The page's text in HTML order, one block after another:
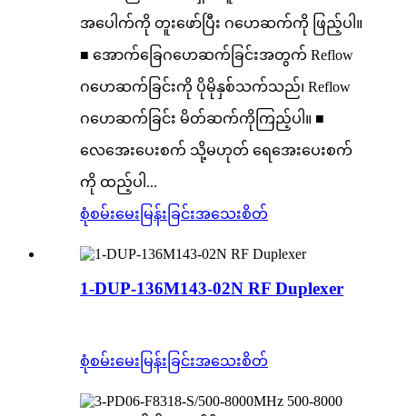
အပေါက်ကို တူးဖော်ပြီး ဂဟေဆက်ကို ဖြည့်ပါ။
■ အောက်ခြေဂဟေဆက်ခြင်းအတွက် Reflow
ဂဟေဆက်ခြင်းကို ပိုမိုနှစ်သက်သည်၊ Reflow
ဂဟေဆက်ခြင်း မိတ်ဆက်ကိုကြည့်ပါ။ ■
လေအေးပေးစက် သို့မဟုတ် ရေအေးပေးစက်
ကို ထည့်ပါ...
စုံစမ်းမေးမြန်းခြင်းအသေးစိတ်
1-DUP-136M143-02N RF Duplexer
စုံစမ်းမေးမြန်းခြင်းအသေးစိတ်